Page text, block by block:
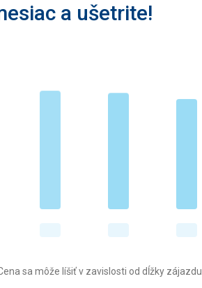
a ušetrite!
sa môže líšiť v zavislosti od dĺžky zájazdu.